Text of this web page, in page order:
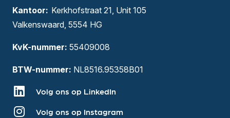
Kerkhofstraat 21, Unit 105
Valkenswaard, 5554 HG
KvK-nummer: 55409008
BTW-nummer: NL8516.95358B01
Volg ons op LinkedIn
Volg ons op Instagram